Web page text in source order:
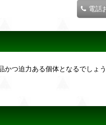
電話
つ迫力ある個体となるでしょ